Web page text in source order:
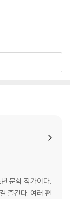
문학 작가이다.
즐긴다. 여러 편